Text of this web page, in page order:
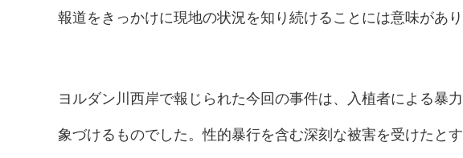
報道をきっかけに現地の状況を知り続けることには意味があり
ヨルダン川西岸で報じられた今回の事件は、入植者による暴
象づけるものでした。性的暴行を含む深刻な被害を受けたと